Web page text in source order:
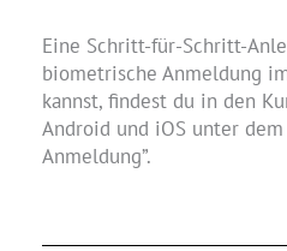
Eine Schritt-für-Schritt-
biometrische Anmeldung
kannst, findest du in den
Android und iOS unter
Anmeldung”.